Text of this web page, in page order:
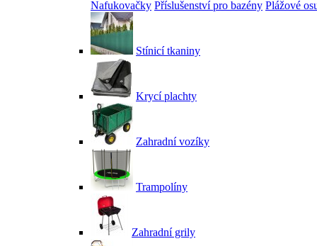
Nafukovačky Příslušenství pro bazény Plážové
Stínicí tkaniny
Krycí plachty
Zahradní vozíky
Trampolíny
Zahradní grily